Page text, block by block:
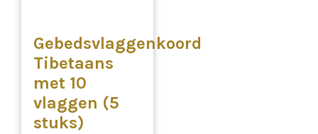
Gebedsvlaggenkoord
Tibetaans
met 10
vlaggen (5
stuks)